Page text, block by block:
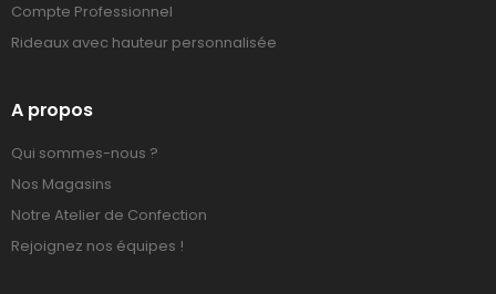
Compte Professionnel
Rideaux avec hauteur personnalisée
A propos
Qui sommes-nous ?
Nos Magasins
Notre Atelier de Confection
Rejoignez nos équipes !